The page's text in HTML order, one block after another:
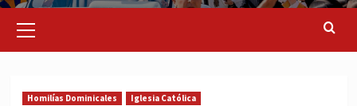
Menu
Homilías Dominicales Iglesia Católica